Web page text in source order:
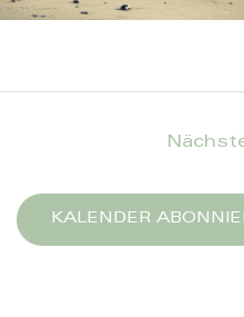
KALENDER